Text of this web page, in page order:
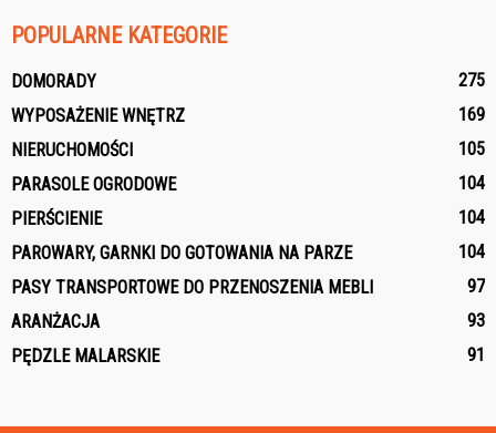
POPULARNE KATEGORIE
DOMORADY
275
WYPOSAŻENIE WNĘTRZ
169
NIERUCHOMOŚCI
105
PARASOLE OGRODOWE
104
PIERŚCIENIE
104
PAROWARY, GARNKI DO GOTOWANIA NA PARZE
104
PASY TRANSPORTOWE DO PRZENOSZENIA MEBLI
97
ARANŻACJA
93
PĘDZLE MALARSKIE
91